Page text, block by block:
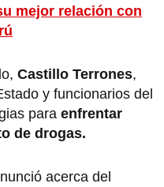
mejor relación con
Castillo Terrones,
y funcionarios del
para enfrentar
de drogas.
acerca del